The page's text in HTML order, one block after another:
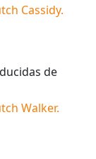
Cassidy.
de
Walker.